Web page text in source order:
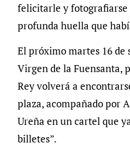
felicitarle y fotografiarse
profunda huella que
El próximo martes 16 de
Virgen de la Fuensanta,
Rey volverá a
plaza, acompañado por
Ureña en un cartel que
billetes”.